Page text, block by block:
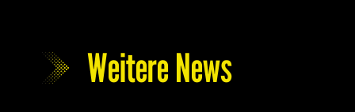
Weitere News